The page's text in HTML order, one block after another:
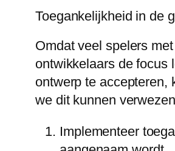
Toegankelijkheid in de
Omdat veel spelers
ontwikkelaars de focus
ontwerp te accepteren,
we dit kunnen
Implementeer